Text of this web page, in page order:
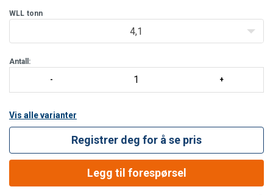
WLL tonn
4,1
Antall:
Vis alle varianter
Registrer deg for å se pris
Legg til forespørsel